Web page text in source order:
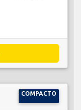
COMPACTO